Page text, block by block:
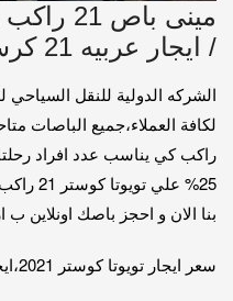
/ ايجار عربيه 21 كرسي
الشركه الدولية للنقل
راكب كي يناسب عدد افراد
بنا الان و احجز باصك اونلاين
سعر ايجار تويوتا كوستر 2021،ايجار تويوتا كوستر للرحلات اليومية.